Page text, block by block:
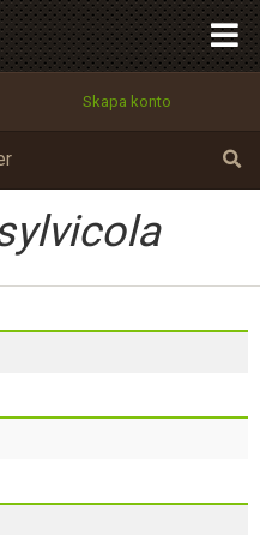
Skapa konto
Tillbaka till förstasidan